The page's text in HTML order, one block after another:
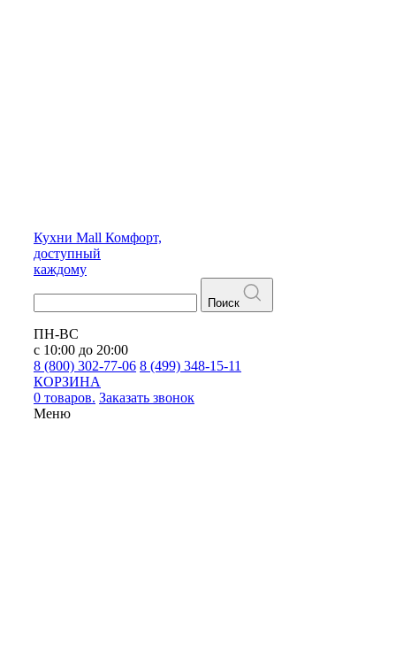
Кухни Mall Комфорт,
доступный
каждому
Поиск
ПН-ВС
с 10:00 до 20:00
8 (800) 302-77-06 8 (499) 348-15-11
КОРЗИНА
0 товаров. Заказать звонок
Меню